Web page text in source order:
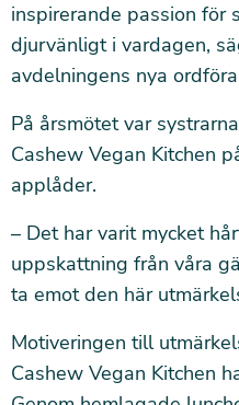
inspirerande passion för
djurvänligt i vardagen,
avdelningens nya
På årsmötet var
Cashew Vegan Kitchen
applåder.
– Det har varit mycket
uppskattning från våra
ta emot den här
Motiveringen till
Cashew Vegan Kitchen